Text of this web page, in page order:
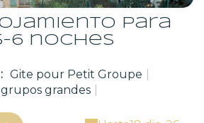
para
6 noches
Gite pour Petit Groupe
grupos grandes